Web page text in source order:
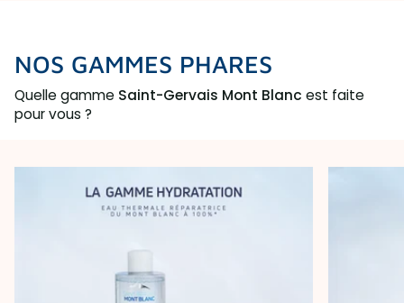
NOS GAMMES PHARES
Quelle gamme Saint-Gervais Mont Blanc est faite
pour vous ?